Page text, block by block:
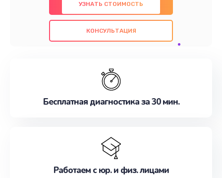
использованием оригинальных компонентов, а
также гарантируем качество всех
проведенных работ. Наша цель - предоставить
наилучшим образом. Не медлите записаться на
УЗНАТЬ СТОИМОСТЬ
КОНСУЛЬТАЦИЯ
Бесплатная диагностика за 30 мин.
Работаем с юр. и физ. лицами